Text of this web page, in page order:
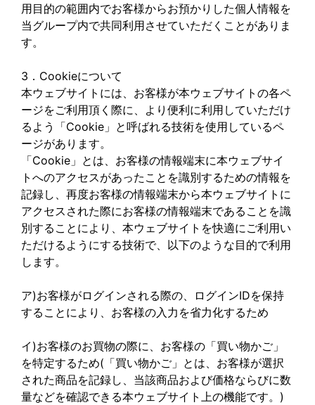
用目的の範囲内でお客様からお預かりした個人情報を
当グループ内で共同利用させていただくことがありま
す。
3．Cookieについて
本ウェブサイトには、お客様が本ウェブサイトの各ペ
ージをご利用頂く際に、より便利に利用していただけ
るよう「Cookie」と呼ばれる技術を使用しているペ
ージがあります。
「Cookie」とは、お客様の情報端末に本ウェブサイ
トへのアクセスがあったことを識別するための情報を
記録し、再度お客様の情報端末から本ウェブサイトに
アクセスされた際にお客様の情報端末であることを識
別することにより、本ウェブサイトを快適にご利用い
ただけるようにする技術で、以下のような目的で利用
します。
ア)お客様がログインされる際の、ログインIDを保持
することにより、お客様の入力を省力化するため
イ)お客様のお買物の際に、お客様の「買い物かご」
を特定するため(「買い物かご」とは、お客様が選択
された商品を記録し、当該商品および価格ならびに数
量などを確認できる本ウェブサイト上の機能です。)